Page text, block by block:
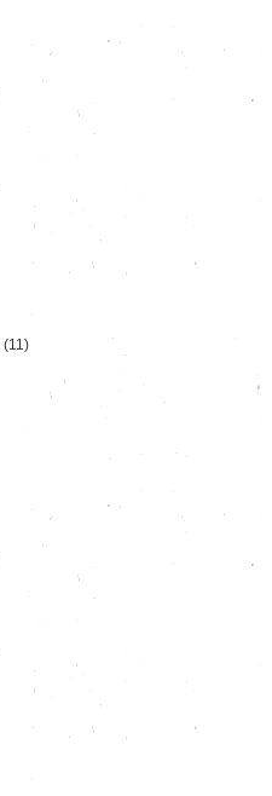
(11)